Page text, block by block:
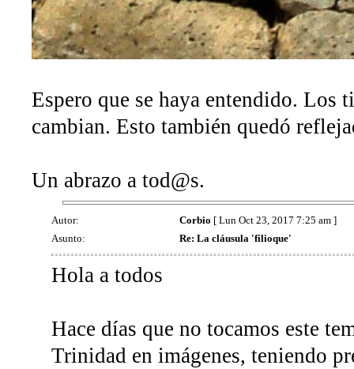
Espero que se haya entendido. Los
cambian. Esto también quedó
Un abrazo a tod@s.
Autor: Corbio [ Lun Oct 23, 2017 7:25 am ]
Asunto:
Re: La cláusula 'filioque'
Hola a todos
Hace días que no tocamos este
Trinidad en imágenes, teniendo